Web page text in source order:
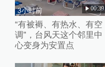
3小时前 00:39
“有被褥、有热水、有空
调”，台风天这个邻里中
心变身为安置点